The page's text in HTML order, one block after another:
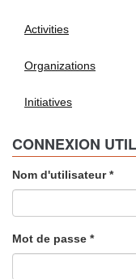
Activities
Organizations
Initiatives
CONNEXION
Nom d'utilisateur*
Mot de passe *